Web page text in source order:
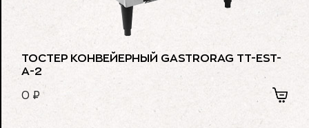
ТОСТЕР КОНВЕЙЕРНЫЙ GASTRORAG TT-EST-
A-2
0 ₽